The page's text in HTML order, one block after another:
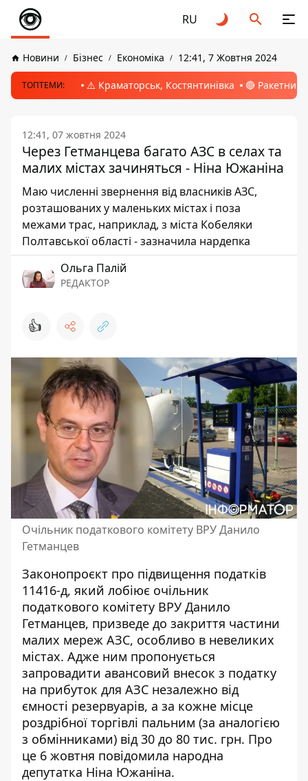
RU
Новини Бізнес Економіка 12:41, 7 Жовтня 2024
ТОПТЕМИ: ⚠️ Краматорськ, Костянтинівка 🔴 Ракетний
12:41, 07 жовтня 2024
Через Гетманцева багато АЗС в селах та
малих містах зачиняться - Ніна Южаніна
Маю численні звернення від власників АЗС,
розташованих у маленьких містах і поза
межами трас, наприклад, з міста Кобеляки
Полтавської області - зазначила нардепка
Ольга Палій
РЕДАКТОР
👍
Очільник податкового комітету ВРУ Данило
Гетманцев
Законопроєкт про підвищення податків
11416-д, який лобіює очільник
податкового комітету ВРУ Данило
Гетманцев, призведе до закриття частини
малих мереж АЗС, особливо в невеликих
містах. Адже ним пропонується
запровадити авансовий внесок з податку
на прибуток для АЗС незалежно від
ємності резервуарів, а за кожне місце
роздрібної торгівлі пальним (за аналогією
з обмінниками) від 30 до 80 тис. грн. Про
це 6 жовтня повідомила народна
депутатка Ніна Южаніна.